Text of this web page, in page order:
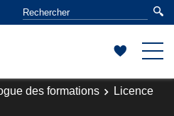
des formations
Licence